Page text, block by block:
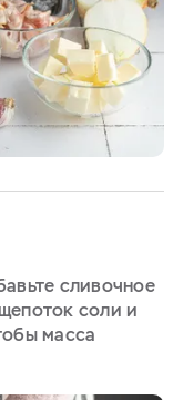
сливочное
соли и
масса